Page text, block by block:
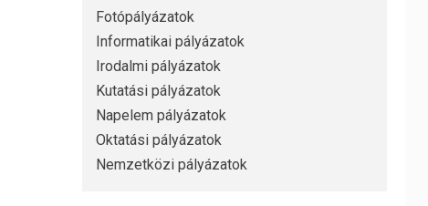
Fotópályázatok
Informatikai pályázatok
Irodalmi pályázatok
Kutatási pályázatok
Napelem pályázatok
Oktatási pályázatok
Nemzetközi pályázatok